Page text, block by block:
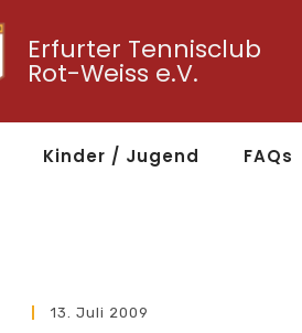
Erfurter Tennisclub
Rot-Weiss e.V.
Kinder / Jugend FAQs
13. Juli 2009